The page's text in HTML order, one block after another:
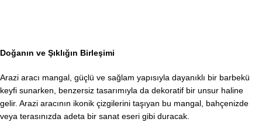
Doğanın ve Şıklığın Birleşimi
Arazi aracı mangal, güçlü ve sağlam yapısıyla dayanıklı bir barbekü
keyfi sunarken, benzersiz tasarımıyla da dekoratif bir unsur haline
gelir. Arazi aracının ikonik çizgilerini taşıyan bu mangal, bahçenizde
veya terasınızda adeta bir sanat eseri gibi duracak.